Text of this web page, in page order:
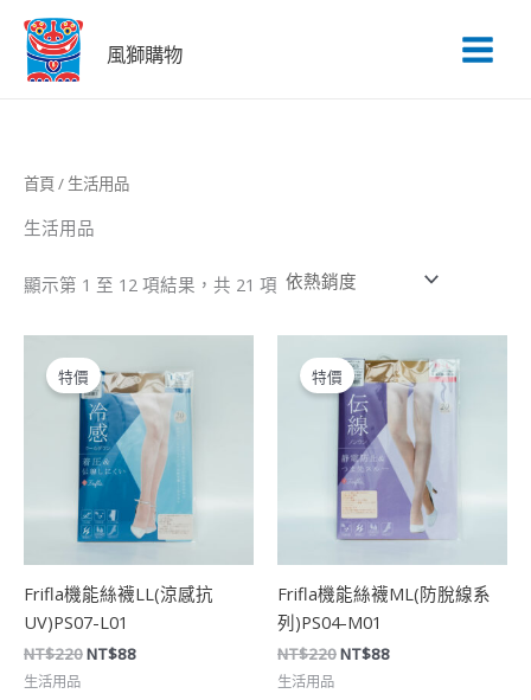
風獅購物
首頁/ 生活用品
生活用品
顯示第 1 至 12 項結果，共 21 項
特價
Frifla機能絲襪LL(涼感抗
UV)PS07-L01
NT$220
始
價
格：
NT$220。
NT$88
價
格：
NT$88。
生活用品
特價
Frifla機能絲襪ML(防脫線系
列)PS04-M01
NT$220
始
價
格：
NT$220。
NT$88
前
價
格：
NT$88。
生活用品